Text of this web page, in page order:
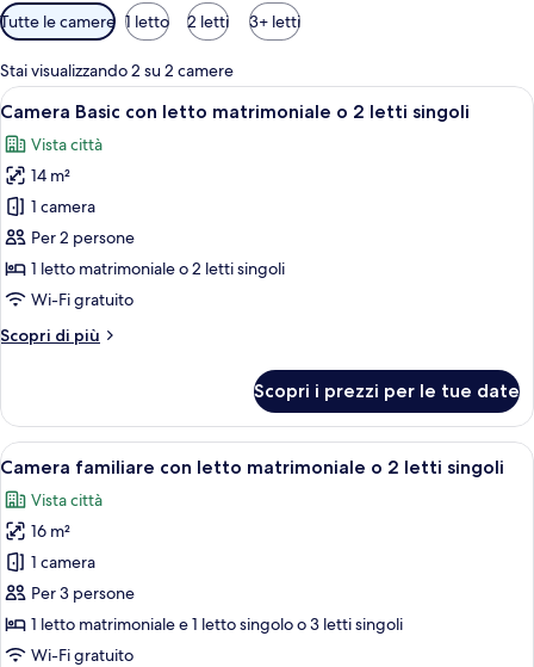
Filtri
disponibili
per
le
camere
Tutte le camere 1 letto 2 letti 3+ letti
Stai visualizzando 2 su 2 camere
Apri
tutte
le
foto
per
Camera
Basic
con
matrimoniale
letti
singoli
Una camera d'albergo con un letto,
10
Camera Basic con letto matrimoniale o 2 letti singoli
Vista città
14 m²
1 camera
Per 2 persone
1 letto matrimoniale o 2 letti singoli
Wi-Fi gratuito
Scopri di più
Altri
Basic
con
letto
o
2
letti
singoli
Scopri i prezzi per le tue date
Apri
tutte
le
foto
per
Camera
familiare
con
Una camera d'albergo con due letti,
14
Camera familiare con letto matrimoniale o 2 letti singoli
Vista città
16 m²
1 camera
Per 3 persone
1 letto matrimoniale e 1 letto singolo o 3 letti singoli
Wi-Fi gratuito